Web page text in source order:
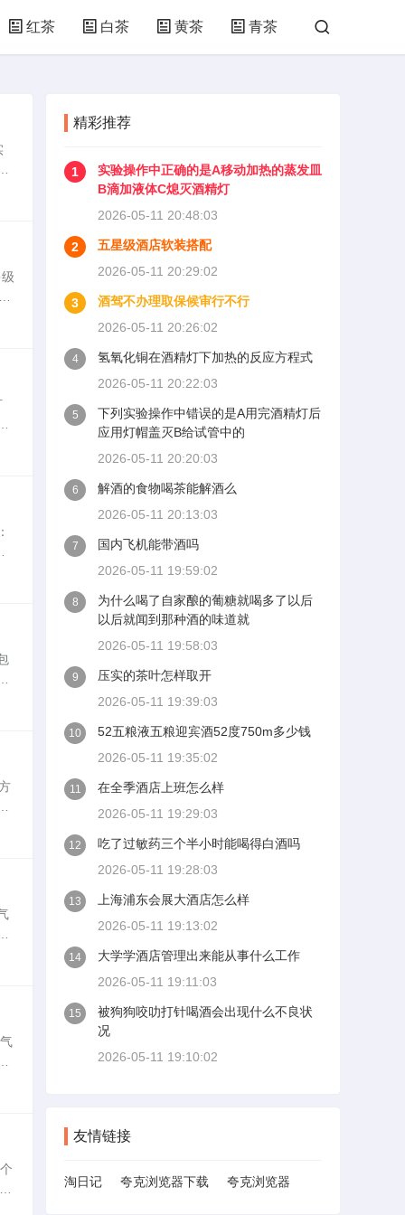
红茶 白茶 黄茶 青茶
精彩推荐
1
实验操作中正确的是A移动加热的蒸发皿
B滴加液体C熄灭酒精灯
2026-05-11 20:48:03
2
五星级酒店软装搭配
2026-05-11 20:29:02
3
酒驾不办理取保候审行不行
2026-05-11 20:26:02
4
氢氧化铜在酒精灯下加热的反应方程式
2026-05-11 20:22:03
5
下列实验操作中错误的是A用完酒精灯后
应用灯帽盖灭B给试管中的
2026-05-11 20:20:03
6
解酒的食物喝茶能解酒么
2026-05-11 20:13:03
7
国内飞机能带酒吗
2026-05-11 19:59:02
8
为什么喝了自家酿的葡糖就喝多了以后
以后就闻到那种酒的味道就
2026-05-11 19:58:03
9
压实的茶叶怎样取开
2026-05-11 19:39:03
10
52五粮液五粮迎宾酒52度750m多少钱
2026-05-11 19:35:02
11
在全季酒店上班怎么样
2026-05-11 19:29:03
12
吃了过敏药三个半小时能喝得白酒吗
2026-05-11 19:28:03
13
上海浦东会展大酒店怎么样
2026-05-11 19:13:02
14
大学学酒店管理出来能从事什么工作
2026-05-11 19:11:03
15
被狗狗咬叻打针喝酒会出现什么不良状
况
2026-05-11 19:10:02
友情链接
淘日记 夸克浏览器下载 夸克浏览器